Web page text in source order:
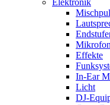
Elektronik
Effekte
In-Ear
Licht
DJ-